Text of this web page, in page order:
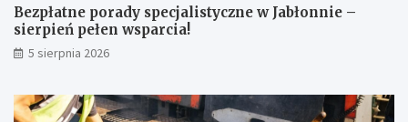
n
a
c
w
e
r
p
ń
Bezpłatne porady specjalistyczne w Jabłonnie –
sierpień pełen wsparcia!
5 sierpnia 2026